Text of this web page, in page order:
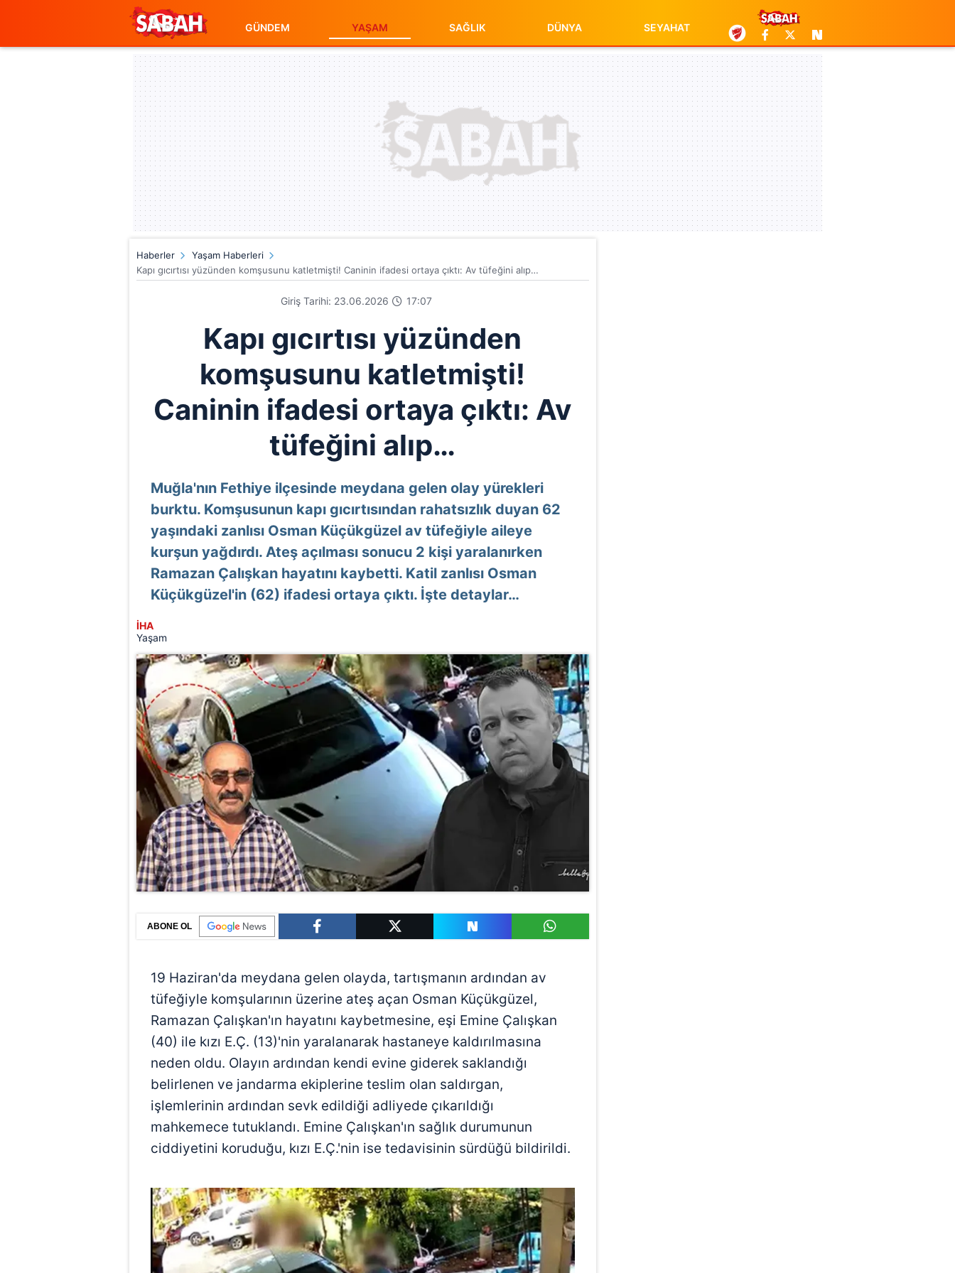
GÜNDEM YAŞAM SAĞLIK DÜNYA SEYAHAT
Haberler
Yaşam Haberleri
Kapı gıcırtısı yüzünden komşusunu katletmişti! Caninin ifadesi ortaya çıktı: Av tüfeğini alıp…
Giriş Tarihi: 23.06.2026 17:07
Kapı gıcırtısı yüzünden
komşusunu katletmişti!
Caninin ifadesi ortaya çıktı: Av
tüfeğini alıp…
Muğla'nın Fethiye ilçesinde meydana gelen olay yürekleri
burktu. Komşusunun kapı gıcırtısından rahatsızlık duyan 62
yaşındaki zanlısı Osman Küçükgüzel av tüfeğiyle aileye
kurşun yağdırdı. Ateş açılması sonucu 2 kişi yaralanırken
Ramazan Çalışkan hayatını kaybetti. Katil zanlısı Osman
Küçükgüzel'in (62) ifadesi ortaya çıktı. İşte detaylar…
İHA
Yaşam
ABONE OL
19 Haziran'da meydana gelen olayda, tartışmanın ardından av
tüfeğiyle komşularının üzerine ateş açan Osman Küçükgüzel,
Ramazan Çalışkan'ın hayatını kaybetmesine, eşi Emine Çalışkan
(40) ile kızı E.Ç. (13)'nin yaralanarak hastaneye kaldırılmasına
neden oldu. Olayın ardından kendi evine giderek saklandığı
belirlenen ve jandarma ekiplerine teslim olan saldırgan,
işlemlerinin ardından sevk edildiği adliyede çıkarıldığı
mahkemece tutuklandı. Emine Çalışkan'ın sağlık durumunun
ciddiyetini koruduğu, kızı E.Ç.'nin ise tedavisinin sürdüğü bildirildi.